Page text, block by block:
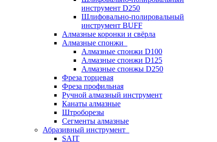
инструмент D250
Шлифовально-полировальный
инструмент BUFF
Алмазные коронки и свёрла
Алмазные спонжи
Алмазные спонжи D100
Алмазные спонжи D125
Алмазные спонжы D250
Фреза торцевая
Фреза профильная
Ручной алмазный инструмент
Канаты алмазные
Штроборезы
Сегменты алмазные
Абразивный инструмент
SAIT